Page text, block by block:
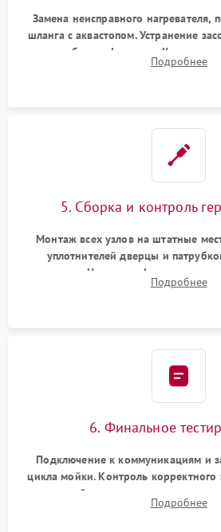
Замена неисправного нагревателя,
шланга с аквастопом. Устранение
патрубках и фильтрах.
управления, восстановление
Подробнее
5. Сборка и контроль
Монтаж всех узлов на штатные
уплотнителей дверцы и
протечек. Надежная фиксация
системы, сборка корпуса иПодробнее
6. Финальное
Подключение к коммуникациям и
цикла мойки. Контроль корректного
до нужной температуры,
штатного слива и абсолютной
Подробнее